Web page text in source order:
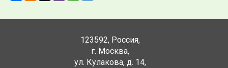
123592, Россия,
г. Москва,
ул. Кулакова, д. 14,